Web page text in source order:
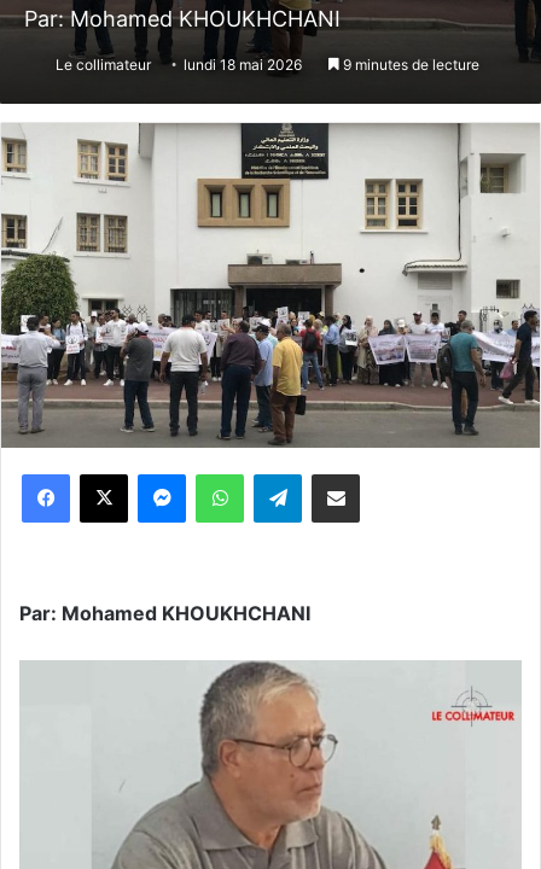
Par: Mohamed KHOUKHCHANI
Le collimateur lundi 18 mai 2026 9 minutes de lecture
WhatsApp Telegram
Par: Mohamed KHOUKHCHANI